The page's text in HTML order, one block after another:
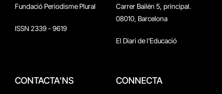
Fundació Periodisme Plural
ISSN 2339 - 9619
Carrer Bailén 5, principal.
08010, Barcelona
El Diari de l'Educació
CONTACTA'NS CONNECTA